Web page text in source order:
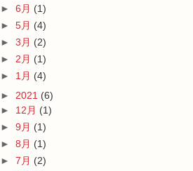
► 6月 (1)
► 5月 (4)
► 3月 (2)
► 2月 (1)
► 1月 (4)
► 2021 (6)
► 12月 (1)
► 9月 (1)
► 8月 (1)
► 7月 (2)